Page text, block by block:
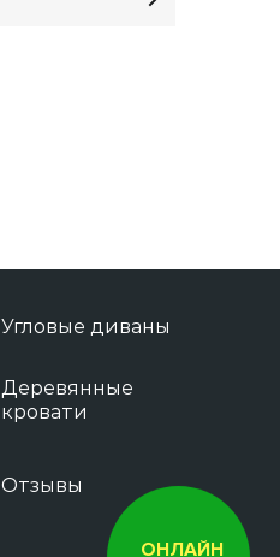
Угловые диваны
Деревянные
кровати
Отзывы
ОНЛАЙН